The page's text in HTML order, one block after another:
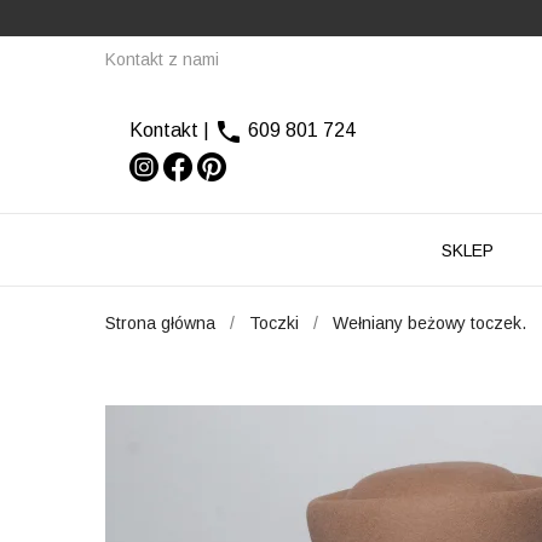
Kontakt z nami
Kontakt  609 801 724
SKLEP
Strona główna Toczki Wełniany beżowy toczek.